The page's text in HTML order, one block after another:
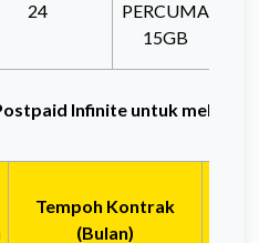
24
PERCUMA
15GB
Infinite untuk
Tempoh Kontrak
(Bulan)